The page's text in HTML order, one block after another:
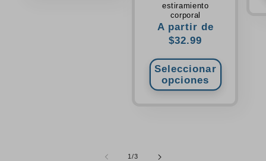
estiramiento
corporal
Precio
habitual
A partir de
$32.99
Seleccionar
opciones
1/de
3